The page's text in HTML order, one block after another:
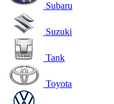
Subaru
Suzuki
Tank
Toyota